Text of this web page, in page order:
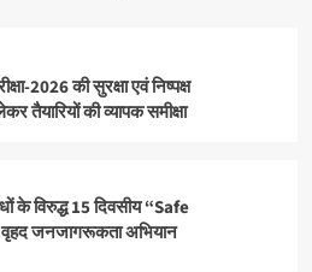
2026 की सुरक्षा एवं निष्पक्ष
तैयारियों की व्यापक समीक्षा
के विरुद्ध 15 दिवसीय “Safe
जनजागरूकता अभियान